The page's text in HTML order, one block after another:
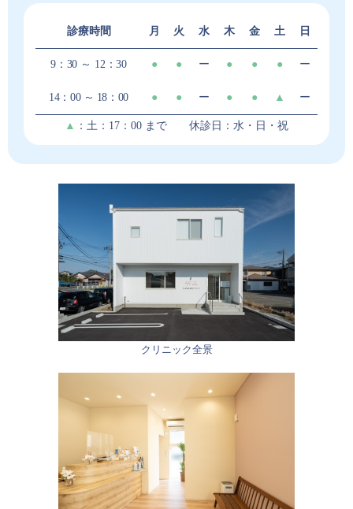
診療時間 月 火 水 木 金 土 日
9：30 ～ 12：30 ● ● ー ● ● ● ー
14：00 ～ 18：00 ● ● ー ● ● ▲ ー
▲ ：土：17：00 まで 休診日：水・日・祝
クリニック全景